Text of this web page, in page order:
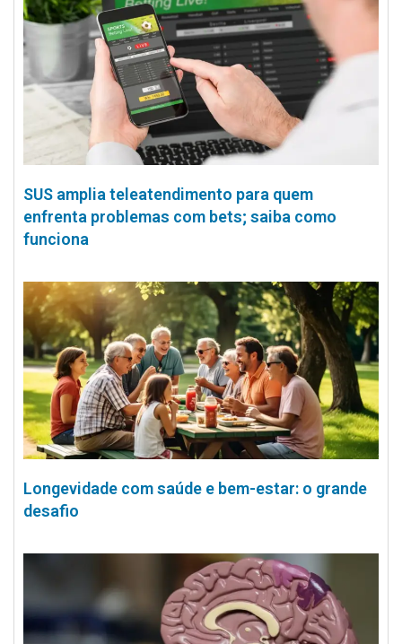
SUS amplia teleatendimento para quem
enfrenta problemas com bets; saiba como
funciona
Longevidade com saúde e bem-estar: o grande
desafio